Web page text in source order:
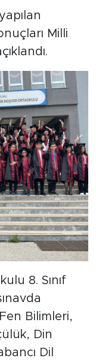
Milli
8. Sınıf
Bilimleri,
Din
Dil